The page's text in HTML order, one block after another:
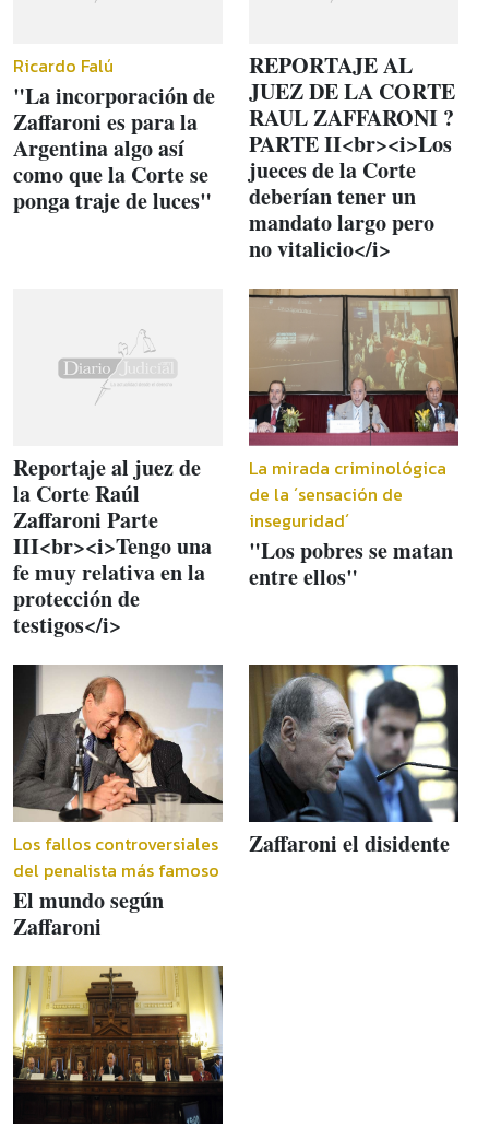
Ricardo Falú
"La incorporación de
Zaffaroni es para la
Argentina algo así
como que la Corte se
ponga traje de luces"
REPORTAJE AL
JUEZ DE LA CORTE
RAUL ZAFFARONI ?
PARTE II<br><i>Los
jueces de la Corte
deberían tener un
mandato largo pero
no vitalicio</i>
Reportaje al juez de
la Corte Raúl
Zaffaroni Parte
III<br><i>Tengo una
fe muy relativa en la
protección de
testigos</i>
La mirada criminológica
de la ´sensación de
inseguridad´
"Los pobres se matan
entre ellos"
Los fallos controversiales
del penalista más famoso
El mundo según
Zaffaroni
Zaffaroni el disidente